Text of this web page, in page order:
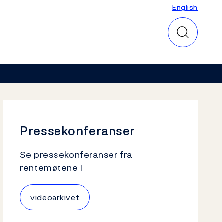
English
English
Pressekonferanser
Se pressekonferanser fra
rentemøtene i
videoarkivet